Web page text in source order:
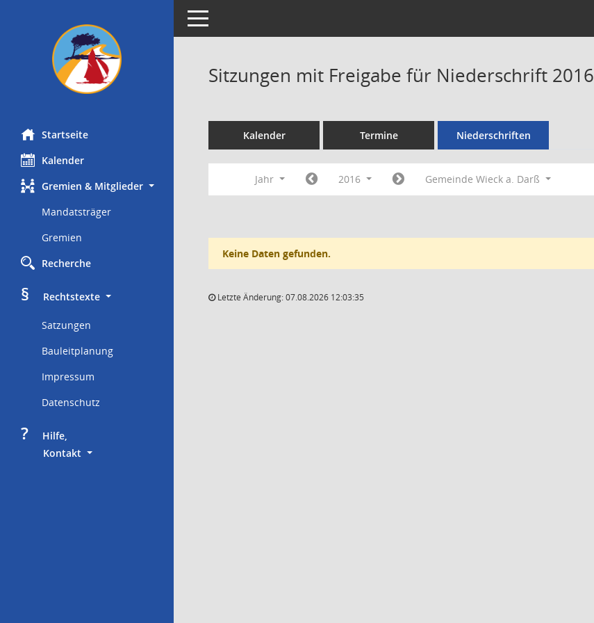
Startseite
Kalender
Gremien & Mitglieder
Mandatsträger
Gremien
Recherche
§
     Rechtstexte
Satzungen
Bauleitplanung
Impressum
Datenschutz
?
     Hilfe,
Kontakt
Toggle navigation
Sitzungen mit Freigabe für Niederschrift 2016
Kalender Termine Niederschriften
Jahr 2016 Gemeinde Wieck a. Darß
Keine Daten gefunden.
Letzte Änderung: 07.08.2026 12:03:35